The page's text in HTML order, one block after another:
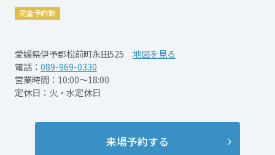
買う
分譲住宅（建売・土地）検索
中古住宅検索
社宅建築
医療・介護・子育て・障がい福祉施設
これから土地活用・賃貸経営をご検討の方
事業用
事業用リノベーション
ホテル・旅館リフォーム
リフォーム営業所
収益不動産・投資開発事業
事業用売買
事業用地・事業用建物
ミサワリフォーム
ご相談窓口
ニュース
ミサワホームグループ
IR情報
SDGs
住まいのご相談
完全予約制
愛媛県伊予郡松前町永田525
地図を見る
電話： 089-969-0330
営業時間：10:00～18:00
定休日：火・水定休日
来場予約する
山形県